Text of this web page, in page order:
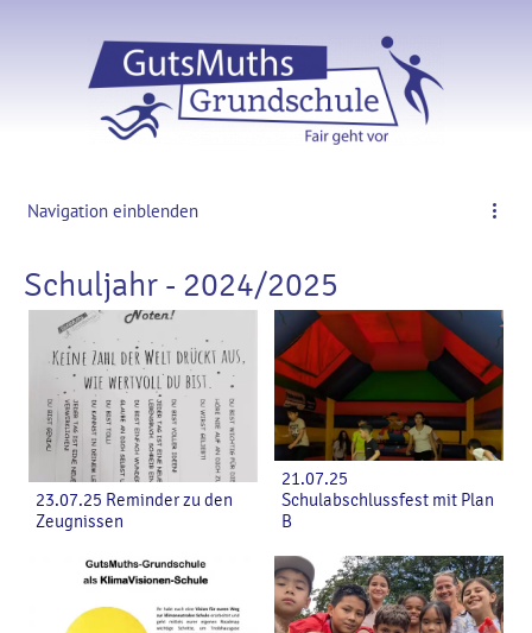
Navigation einblenden
Schuljahr - 2024/2025
23.07.25 Reminder zu den
Zeugnissen
21.07.25
Schulabschlussfest mit Plan
B